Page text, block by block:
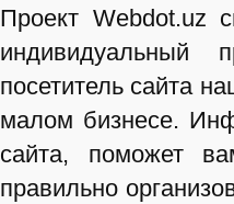
Проект Webdot.uz
индивидуальный
посетитель сайта
малом бизнесе.
сайта, поможет
правильно